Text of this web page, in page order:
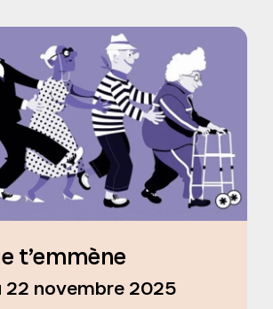
t’emmène
22 novembre 2025